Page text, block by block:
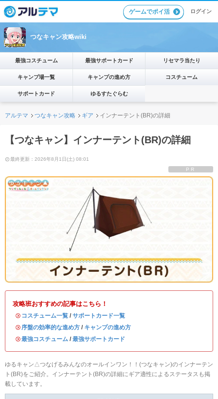
ゲームでポイ活 ログイン
つなキャン攻略wiki
最強コスチューム 最強サポートカード リセマラ当たり
キャンプ場一覧 キャンプの進め方 コスチューム
サポートカード ゆるすたぐらむ
アルテマ つなキャン攻略 ギア インナーテント(BR)の詳細
【つなキャン】インナーテント(BR)の詳細
最終更新：2026年8月1日(土) 08:01
PR
攻略班おすすめの記事はこちら！
・ コスチューム一覧 / サポートカード一覧
・ 序盤の効率的な進め方 / キャンプの進め方
・最強コスチューム / 最強サポートカード
ゆるキャン△つなげるみんなのオールインワン！！(つなキャン)のインナーテン
ト(BR)をご紹介。インナーテント(BR)の詳細にギア適性によるステータスも掲
載しています。